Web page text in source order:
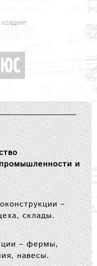
и
–
склады.
– фермы,
навесы.